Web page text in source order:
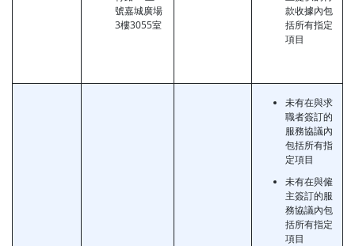
號嘉城廣場
3樓3055室
款收據內包
括所有指定
項目
未有在與求
職者簽訂的
服務協議內
包括所有指
定項目
未有在與僱
主簽訂的服
務協議內包
括所有指定
項目